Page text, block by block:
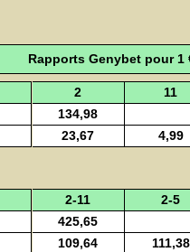
Rapports Genybet pour 1
2 11
134,98
23,67 4,99
2-11 2-5
425,65
109,64 111,38